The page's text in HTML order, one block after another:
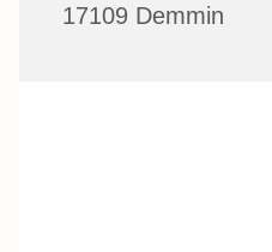
17109 Demmin